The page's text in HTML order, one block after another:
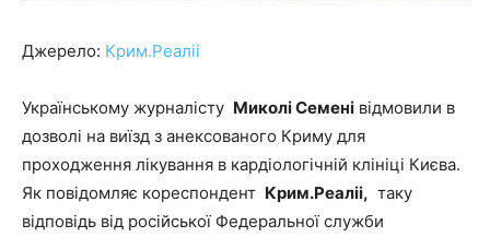
Джерело: Крим.Реаліі
Українському журналісту Миколі Семені відмовили в
дозволі на виїзд з анексованого Криму для
проходження лікування в кардіологічній клініці Києва.
Як повідомляє кореспондент Крим.Реаліі, таку
відповідь від російської Федеральної служби